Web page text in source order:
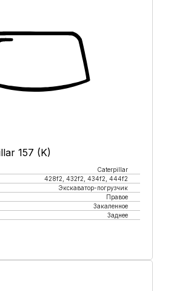
157 (K)
Caterpillar
428f2, 432f2, 434f2, 444f2
Экскаватор-погрузчик
Правое
Закаленное
Заднее